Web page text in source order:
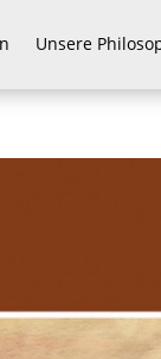
Unsere